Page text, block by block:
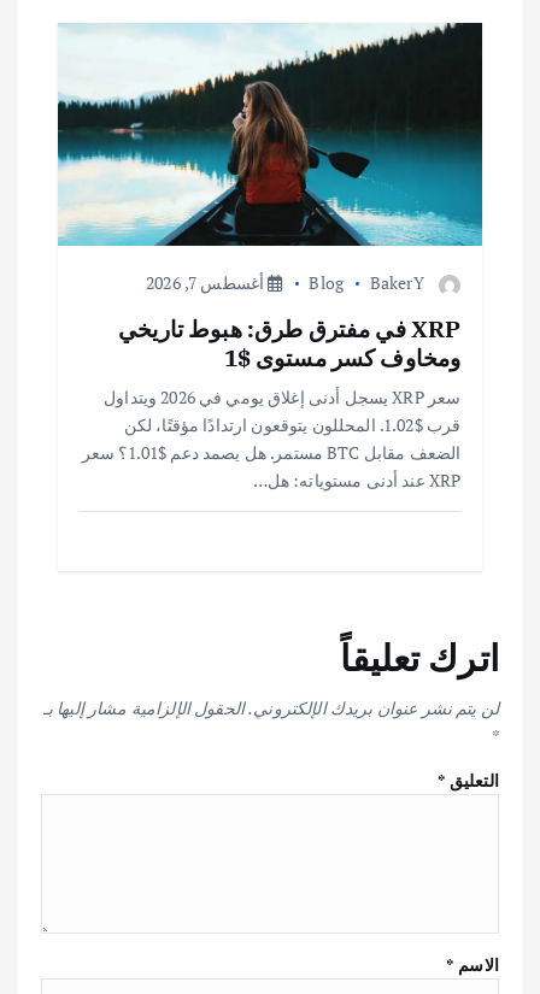
BakerY
Blog أغسطس 7, 2026
XRP في مفترق طرق: هبوط تاريخي
ومخاوف كسر مستوى $1
سعر XRP يسجل أدنى إغلاق يومي في 2026 ويتداول
قرب $1.02. المحللون يتوقعون ارتدادًا مؤقتًا، لكن
الضعف مقابل BTC مستمر. هل يصمد دعم $1.01؟ سعر
XRP عند أدنى مستوياته: هل…
اترك تعليقاً
لن يتم نشر عنوان بريدك الإلكتروني.الحقول الإلزامية مشار إليها بـ
*
التعليق*
الاسم *